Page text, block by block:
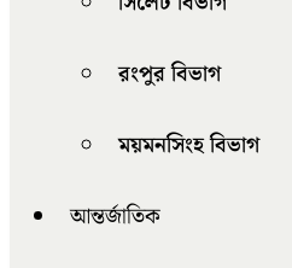
রংপুর বিভাগ
ময়মনসিংহ বিভাগ
আন্তর্জাতিক